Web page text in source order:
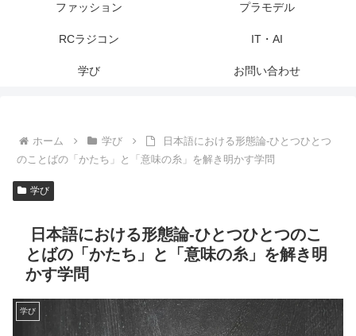
ファッション プラモデル
RCラジコン IT・AI
学び お問い合わせ
ホーム 学び
日本語における形態論‐ひとつひとつ
のことばの「かたち」と「意味の糸」を解き明かす学問
学び
日本語における形態論‐ひとつひとつのこ
とばの「かたち」と「意味の糸」を解き明
かす学問
学び